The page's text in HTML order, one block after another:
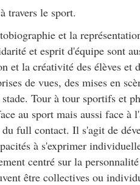
travers le sport.
et la
et esprit d'équipe sont
et la créativité des élèves et
de vues, des mises en
Tour à tour sportifs et
au sport mais aussi face à
full contact. Il s'agit de
à s'exprimer
centré sur la
être collectives ou